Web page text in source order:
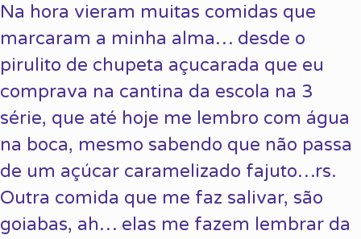
Na hora vieram muitas comidas que
marcaram a minha alma… desde o
pirulito de chupeta açucarada que eu
comprava na cantina da escola na 3
série, que até hoje me lembro com água
na boca, mesmo sabendo que não passa
de um açúcar caramelizado fajuto…rs.
Outra comida que me faz salivar, são
goiabas, ah… elas me fazem lembrar da